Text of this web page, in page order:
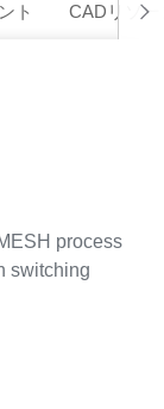
ト CADリソー
process
switching